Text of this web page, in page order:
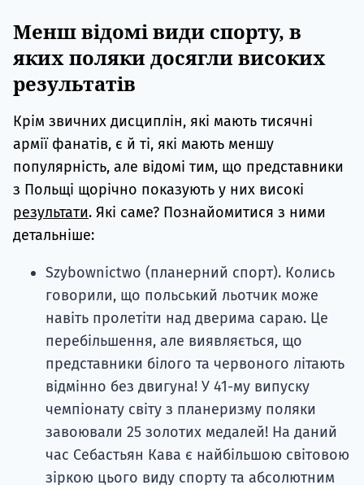
Менш відомі види спорту, в
яких поляки досягли високих
результатів
Крім звичних дисциплін, які мають тисячні
армії фанатів, є й ті, які мають меншу
популярність, але відомі тим, що представники
з Польщі щорічно показують у них високі
результати. Які саме? Познайомитися з ними
детальніше:
Szybownictwo (планерний спорт). Колись
говорили, що польський льотчик може
навіть пролетіти над дверима сараю. Це
перебільшення, але виявляється, що
представники білого та червоного літають
відмінно без двигуна! У 41-му випуску
чемпіонату світу з планеризму поляки
завоювали 25 золотих медалей! На даний
час Себастьян Кава є найбільшою світовою
зіркою цього виду спорту та абсолютним